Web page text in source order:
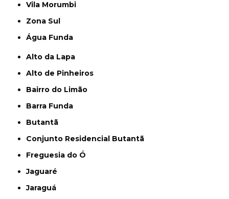
Vila Morumbi
Zona Sul
Água Funda
Alto da Lapa
Alto de Pinheiros
Bairro do Limão
Barra Funda
Butantã
Conjunto Residencial Butantã
Freguesia do Ó
Jaguaré
Jaraguá